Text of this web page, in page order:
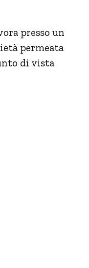
presso un
permeata
di vista